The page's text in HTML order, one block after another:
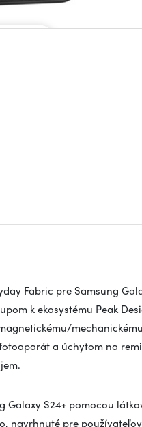
Fabric pre Samsung
k ekosystému Peak
a úchytom na
Galaxy S24+ pomocou
navrhnuté pre